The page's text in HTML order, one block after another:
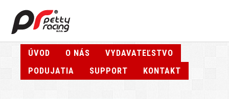
ÚVOD O NÁS
VYDAVATEĽSTVO
PODUJATIA
SUPPORT KONTAKT